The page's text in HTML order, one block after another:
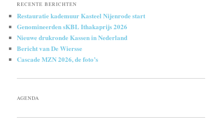
RECENTE BERICHTEN
Restauratie kademuur Kasteel Nijenrode start
Genomineerden sKBL Ithakaprijs 2026
Nieuwe drukronde Kassen in Nederland
Bericht van De Wiersse
Cascade MZN 2026, de foto’s
AGENDA